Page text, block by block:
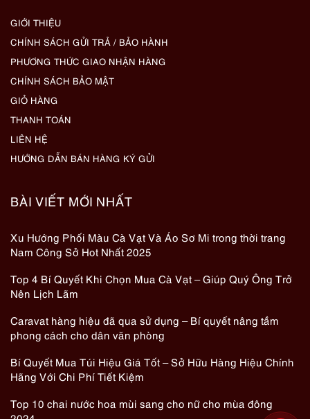
GIỚI THIỆU
CHÍNH SÁCH GỬI TRẢ / BẢO HÀNH
PHƯƠNG THỨC GIAO NHẬN HÀNG
CHÍNH SÁCH BẢO MẬT
GIỎ HÀNG
THANH TOÁN
LIÊN HỆ
HƯỚNG DẪN BÁN HÀNG KÝ GỬI
BÀI VIẾT MỚI NHẤT
Xu Hướng Phối Màu Cà Vạt Và Áo Sơ Mi trong thời trang
Nam Công Sở Hot Nhất 2025
Top 4 Bí Quyết Khi Chọn Mua Cà Vạt – Giúp Quý Ông Trở
Nên Lịch Lãm
Caravat hàng hiệu đã qua sử dụng – Bí quyết nâng tầm
phong cách cho dân văn phòng
Bí Quyết Mua Túi Hiệu Giá Tốt – Sở Hữu Hàng Hiệu Chính
Hãng Với Chi Phí Tiết Kiệm
Top 10 chai nước hoa mùi sang cho nữ cho mùa đông